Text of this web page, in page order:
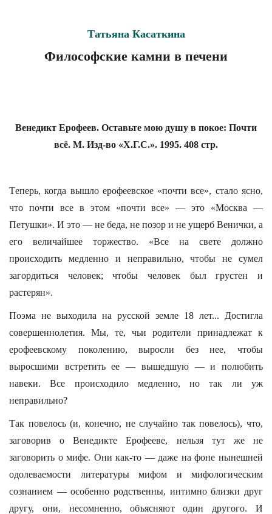
Татьяна Касаткина
Философские камни в печени
Венедикт Ерофеев. Оставьте мою душу в покое: Почти
всё. М. Изд-во «Х.Г.С.». 1995. 408 стр.
Tеперь, когда вышло ерофеевское «почти все», стало ясно,
что почти все в этом «почти все» — это «Москва —
Петушки». И это — не беда, не позор и не ущерб Венички, а
его величайшее торжество. «Все на свете должно
происходить медленно и неправильно, чтобы не сумел
загордиться человек; чтобы человек был грустен и
растерян».
Поэма не выходила на русской земле 18 лет... Достигла
совершеннолетия. Мы, те, чьи родители принадлежат к
ерофеевскому поколению, выросли без нее, чтобы
выросшими встретить ее — вышедшую — и полюбить
навеки. Все происходило медленно, но так ли уж
неправильно?
Так повелось (и, конечно, не случайно так повелось), что,
заговорив о Венедикте Ерофееве, нельзя тут же не
заговорить о мифе. Они как-то — даже на фоне нынешней
одолеваемости литературы мифом и мифологическим
сознанием — особенно родственны, интимно близки друг
другу, они, несомненно, объясняют один другого. И